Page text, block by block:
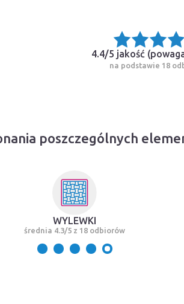
4.4/5 jakość (
na podstawie 18
poszczególnych
WYLEWKI
średnia 4.3/5 z 18 odbiorów